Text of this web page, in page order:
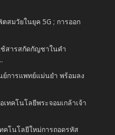
ตสมวัยในยุค 5G ; การออก
สารสกัดกัญชาในคำ
ย์การแพทย์แม่นยำ พร้อมลง
ทคโนโลยีพระจอมเกล้าเจ้า
คโนโลยีใหม่การถอดรหัส